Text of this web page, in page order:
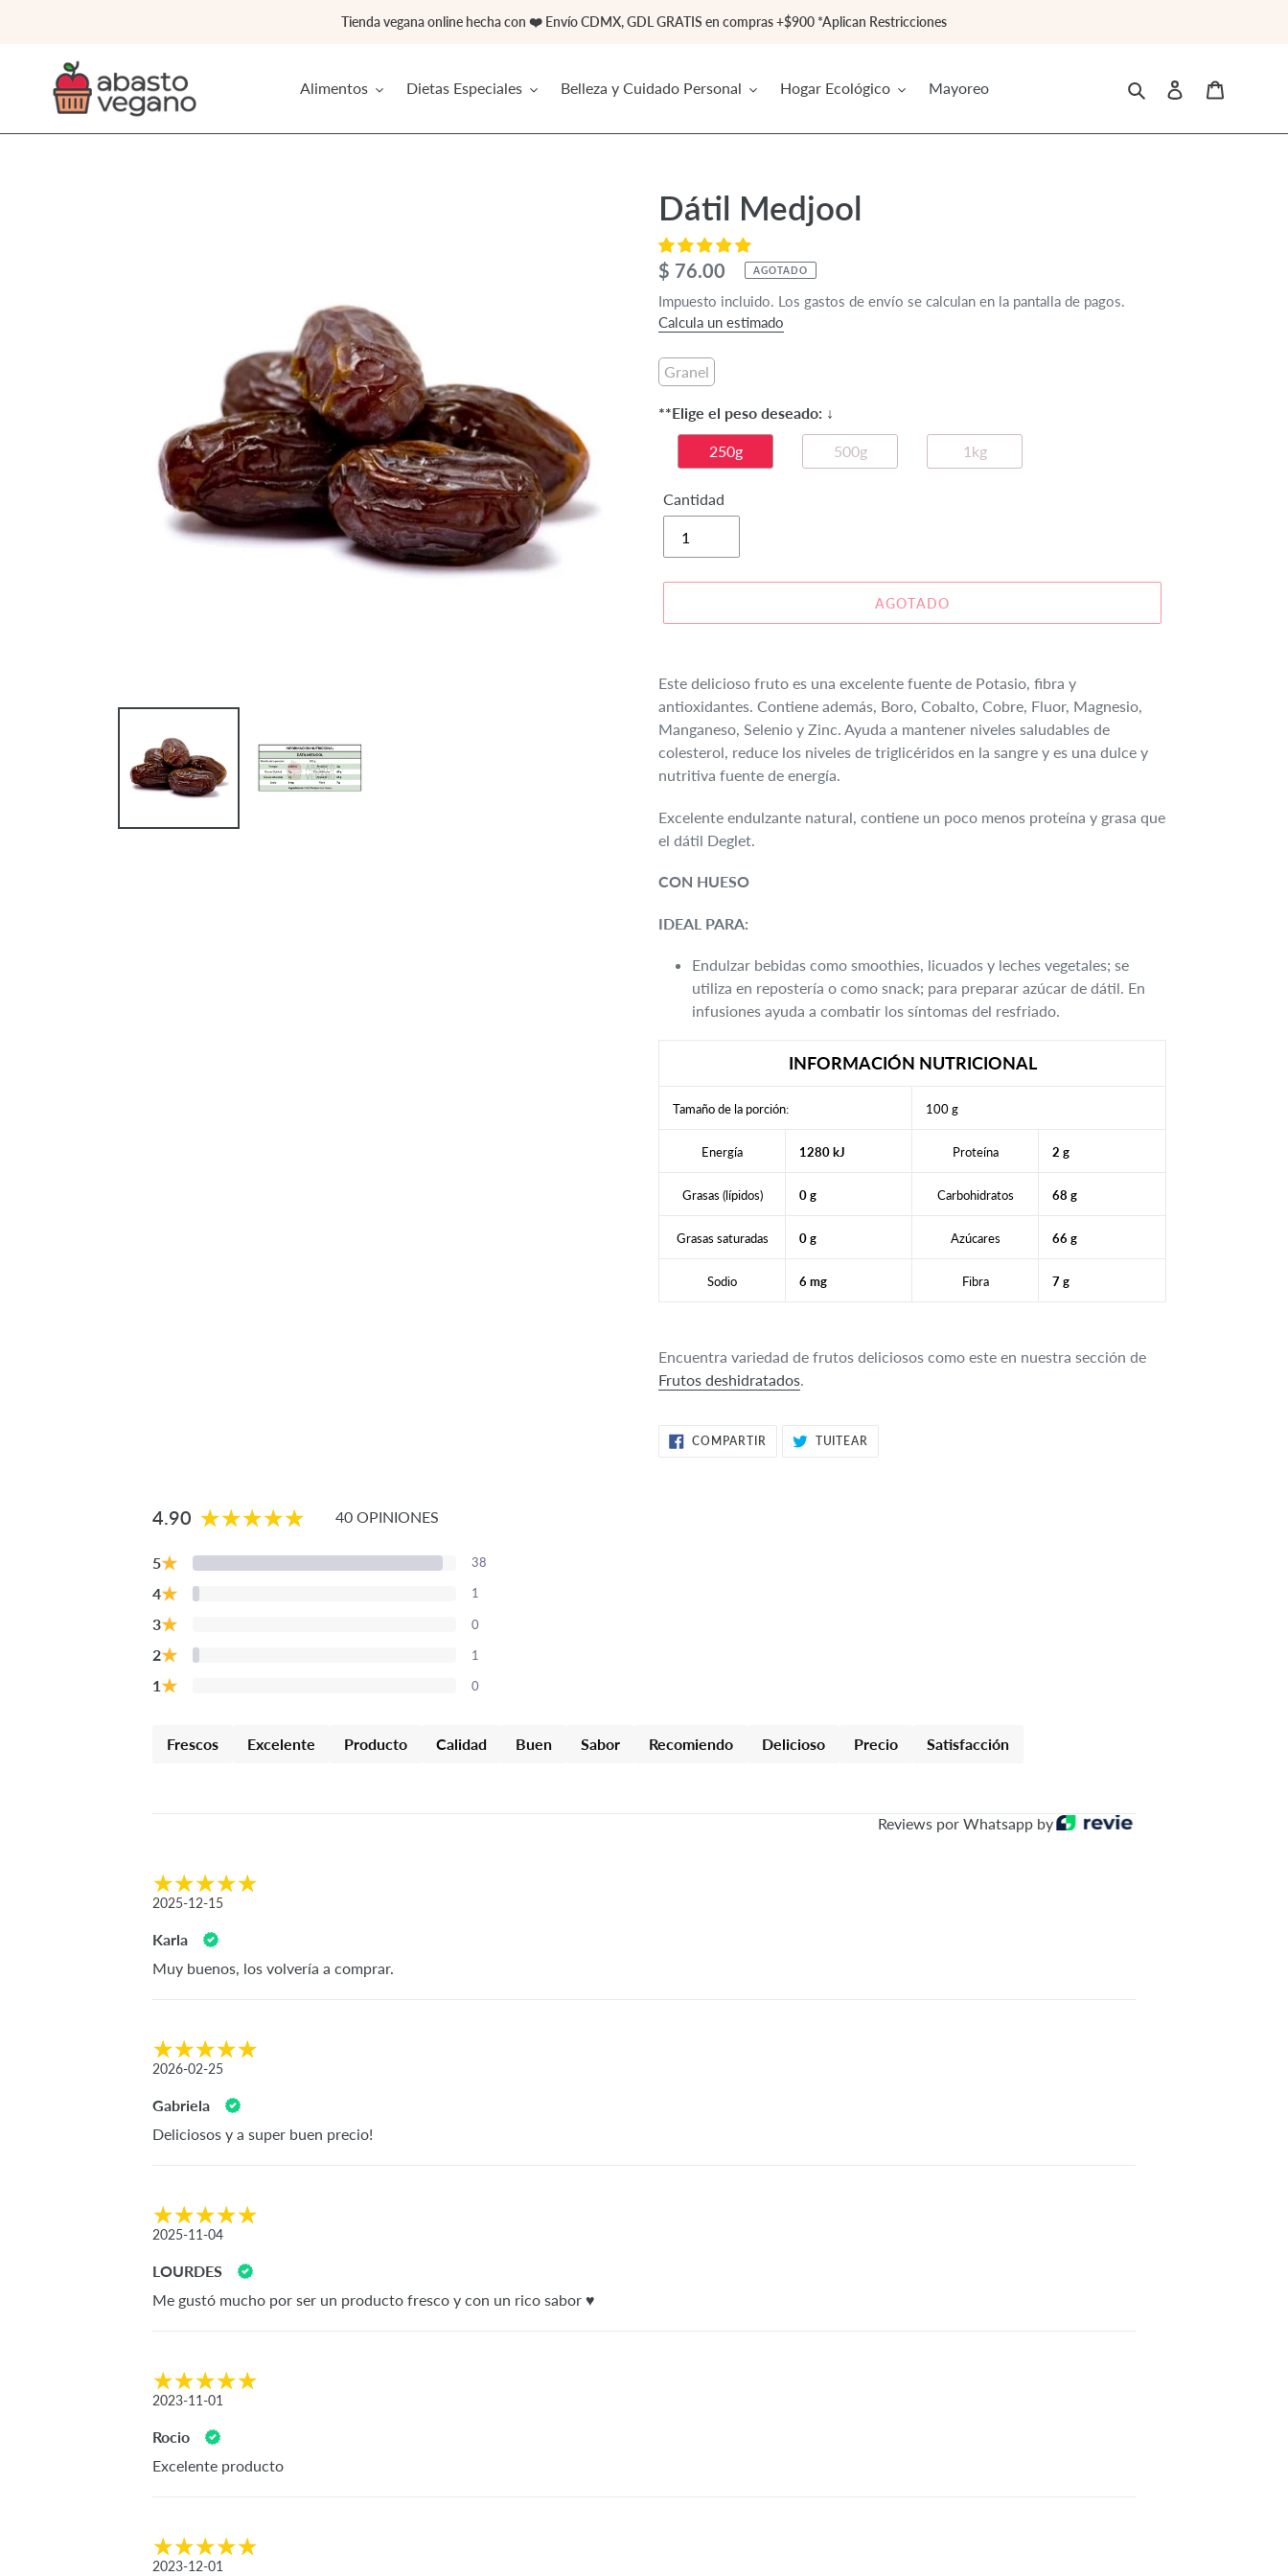
contenido
Tienda vegana online hecha con ❤️ Envío CDMX, GDL GRATIS en compras +$900 *Aplican Restricciones
Alimentos Dietas Especiales Belleza y Cuidado Personal Hogar Ecológico Mayoreo Buscar Ingresar
Dátil Medjool
Precio
habitual
$ 76.00 AGOTADO
Impuesto incluido. Los gastos de envío se calculan en la pantalla de pagos.
Calcula un estimado
Granel
**Elige el peso deseado: ↓
250g 500g 1kg
Cantidad
AGOTADO
el
producto
a
carrito
compra
Este delicioso fruto es una excelente fuente de Potasio, fibra y
antioxidantes. Contiene además, Boro, Cobalto, Cobre, Fluor, Magnesio,
Manganeso, Selenio y Zinc. Ayuda a mantener niveles saludables de
colesterol, reduce los niveles de triglicéridos en la sangre y es una dulce y
nutritiva fuente de energía.
Excelente endulzante natural, contiene un poco menos proteína y grasa que
el dátil Deglet.
CON HUESO
IDEAL PARA:
Endulzar bebidas como smoothies, licuados y leches vegetales; se
utiliza en repostería o como snack; para preparar azúcar de dátil. En
infusiones ayuda a combatir los síntomas del resfriado.
INFORMACIÓN NUTRICIONAL
Tamaño de la porción: 100 g
Energía 1280 kJ Proteína 2 g
Grasas (lípidos) 0 g Carbohidratos 68 g
Grasas saturadas 0 g Azúcares 66 g
Sodio 6 mg Fibra 7 g
Encuentra variedad de frutos deliciosos como este en nuestra sección de
Frutos deshidratados
COMPARTIR COMPARTIR
EN
TUITEAR
4.90 40 OPINIONES
5★ 38
4★ 1
3★ 0
2★ 1
1★ 0
Frescos Excelente Producto Calidad Buen Sabor Recomiendo Delicioso Precio Satisfacción
Reviews por Whatsapp by
2025-12-15
Karla
Muy buenos, los volvería a comprar.
2026-02-25
Gabriela
Deliciosos y a super buen precio!
2025-11-04
LOURDES
Me gustó mucho por ser un producto fresco y con un rico sabor ♥️
2023-11-01
Rocio
Excelente producto
2023-12-01